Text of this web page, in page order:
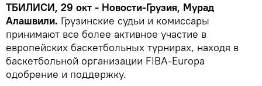
ТБИЛИСИ, 29 окт - Новости-Грузия, Мурад
Алашвили. Грузинские судьи и комиссары
принимают все более активное участие в
европейских баскетбольных турнирах, находя в
баскетбольной организации FIBA-Europa
одобрение и поддержку.